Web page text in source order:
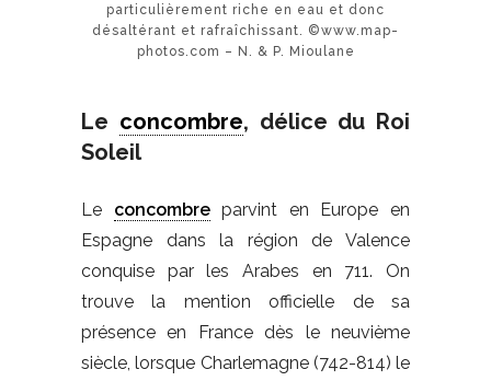
particulièrement riche en eau et donc
désaltérant et rafraîchissant. ©www.map-
photos.com – N. & P. Mioulane
Le concombre, délice du Roi
Soleil
Le concombreparvint en Europe en
Espagne dans la région de Valence
conquise par les Arabes en 711. On
trouve la mention officielle de sa
présence en France dès le neuvième
siècle, lorsque Charlemagne (742-814) le